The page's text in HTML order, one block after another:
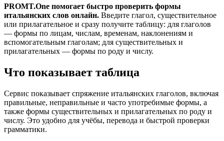
PROMT.One помогает быстро проверить формы
итальянских слов онлайн. Введите глагол, существительное
или прилагательное и сразу получите таблицу: для глаголов
— формы по лицам, числам, временам, наклонениям и
вспомогательным глаголам; для существительных и
прилагательных — формы по роду и числу.
Что показывает таблица
Сервис показывает спряжение итальянских глаголов, включая
правильные, неправильные и часто употребимые формы, а
также формы существительных и прилагательных по роду и
числу. Это удобно для учёбы, перевода и быстрой проверки
грамматики.